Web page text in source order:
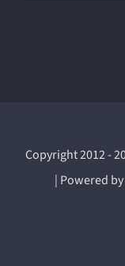
Copyright 2012 -
| Powered by